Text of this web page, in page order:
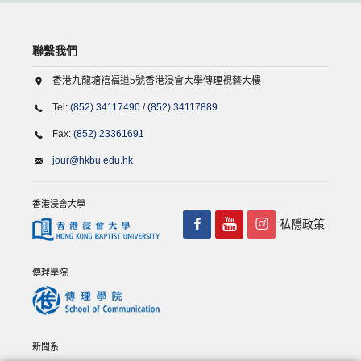
聯繫我們
香港九龍塘禧福道5號香港浸會大學傳理視藝大樓
Tel: (852) 34117490 /(852) 34117889
Fax: (852) 23361691
jour@hkbu.edu.hk
香港浸會大學
傳理學院
新聞系
私隱政策